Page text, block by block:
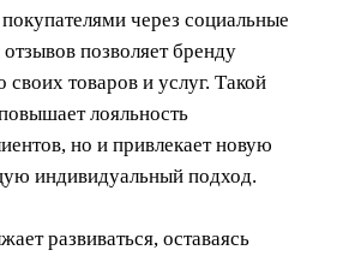
через социальные
позволяет бренду
своих товаров и услуг. Такой
лояльность
но и привлекает новую
индивидуальный подход.
развиваться, оставаясь